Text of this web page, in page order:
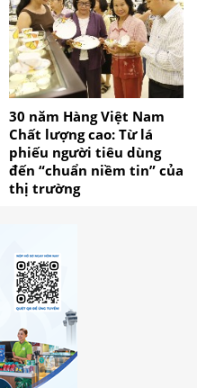
30 năm Hàng Việt Nam
Chất lượng cao: Từ lá
phiếu người tiêu dùng
đến “chuẩn niềm tin” của
thị trường